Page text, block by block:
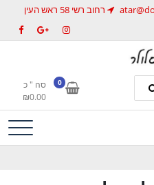
רחוב רשי 58 ראש העין
0
סה " כ
₪0.00